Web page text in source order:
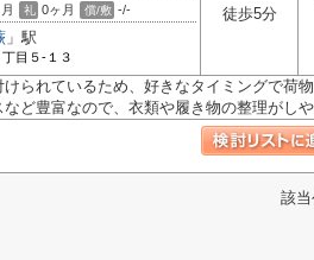
礼 0ヶ月 償/敷 -/-
」駅
丁目５-１３
徒歩5分
られているため、好きなタイミングで荷
ど豊富なので、衣類や履き物の整理がし
該